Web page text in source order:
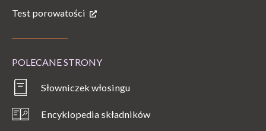
Test porowatości
POLECANE STRONY
Słowniczek włosingu
Encyklopedia składników